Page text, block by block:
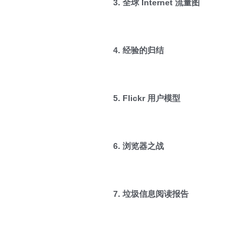
3. 全球 Internet 流量图
4. 经验的归结
5. Flickr 用户模型
6. 浏览器之战
7. 垃圾信息阅读报告